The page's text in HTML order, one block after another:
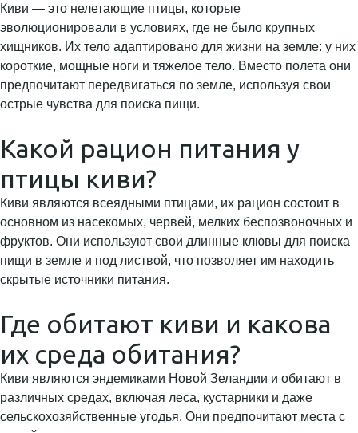
Киви — это нелетающие птицы, которые
эволюционировали в условиях, где не было крупных
хищников. Их тело адаптировано для жизни на земле: у них
короткие, мощные ноги и тяжелое тело. Вместо полета они
предпочитают передвигаться по земле, используя свои
острые чувства для поиска пищи.
Какой рацион питания у
птицы киви?
Киви являются всеядными птицами, их рацион состоит в
основном из насекомых, червей, мелких беспозвоночных и
фруктов. Они используют свои длинные клювы для поиска
пищи в земле и под листвой, что позволяет им находить
скрытые источники питания.
Где обитают киви и какова
их среда обитания?
Киви являются эндемиками Новой Зеландии и обитают в
различных средах, включая леса, кустарники и даже
сельскохозяйственные угодья. Они предпочитают места с